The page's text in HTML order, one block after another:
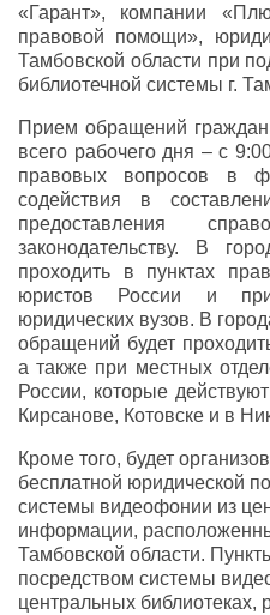
«Гарант», компании
правовой помощи»,
Тамбовской области при
библиотечной системы г.
Прием обращений граждан
всего рабочего дня – с
правовых вопросов в
содействия в
предоставления
законодательству. В
проходить в пунктах
юристов России и при
юридических вузов. В
обращений будет
а также при местных
России, которые
Кирсанове, Котовске и в
Кроме того, будет
бесплатной юридической
системы видеофонии из
информации,
Тамбовской области.
посредством системы
центральных библиотеках,